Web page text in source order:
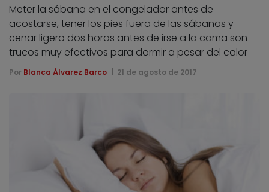
Meter la sábana en el congelador antes de
acostarse, tener los pies fuera de las sábanas y
cenar ligero dos horas antes de irse a la cama son
trucos muy efectivos para dormir a pesar del calor
Por Blanca Álvarez Barco 21 de agosto de 2017